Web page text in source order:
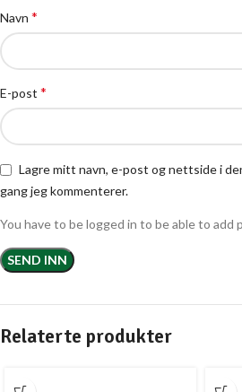
Navn *
E-post *
Lagre mitt navn, e-post og nettside i
gang jeg kommenterer.
You have to be logged in to be able to add
Relaterte produkter